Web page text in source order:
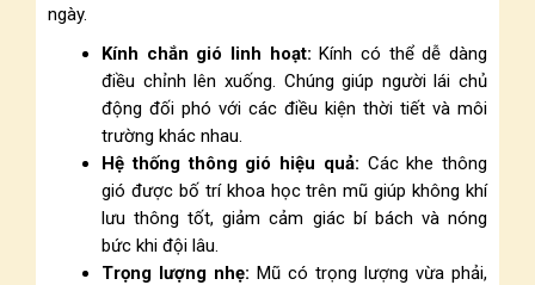
ngày.
Kính chắn gió linh hoạt: Kính có thể dễ dàng
điều chỉnh lên xuống. Chúng giúp người lái chủ
động đối phó với các điều kiện thời tiết và môi
trường khác nhau.
Hệ thống thông gió hiệu quả: Các khe thông
gió được bố trí khoa học trên mũ giúp không khí
lưu thông tốt, giảm cảm giác bí bách và nóng
bức khi đội lâu.
Trọng lượng nhẹ: Mũ có trọng lượng vừa phải,